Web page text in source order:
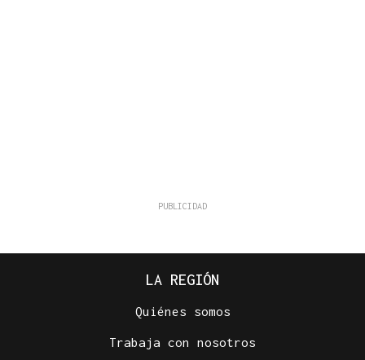
LA REGIÓN
Quiénes somos
Trabaja con nosotros